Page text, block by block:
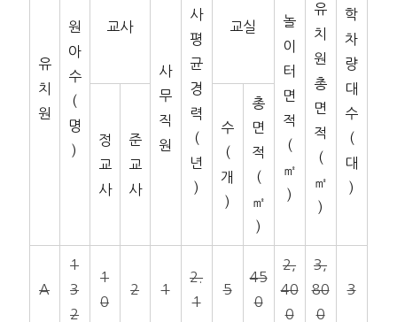
유
치
원
원
아
수
(
명
)
사
평
균
경
력
(
년
)
학
차
량
대
수
(
대
)
교사
사
무
직
원
교실
놀
이
터
면
적
(
㎡
)
유
치
원
총
면
적
(
㎡
)
정
교
사
준
교
사
수
(
개
)
총
면
적
(
㎡
)
A
1
3
2
1
0
2 1
2.
1
5
45
0
2,
40
0
3,
80
0
3